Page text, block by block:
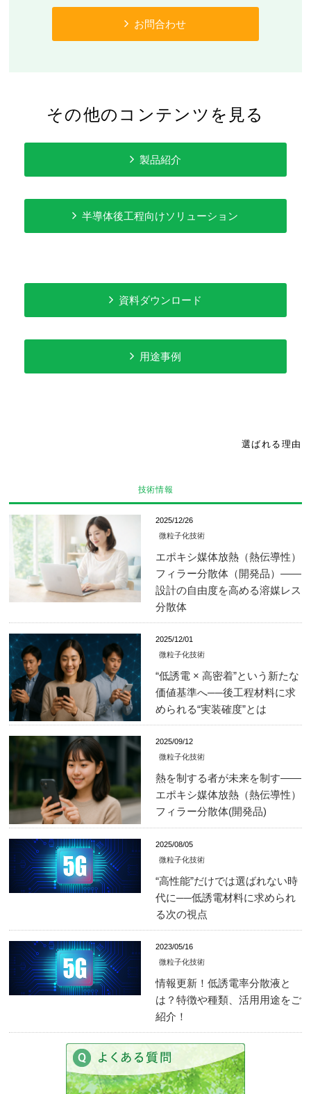
お問合わせ
その他のコンテンツを見る
製品紹介
半導体後工程向けソリューション
資料ダウンロード
用途事例
選ばれる理由
技術情報
2025/12/26
微粒子化技術
エポキシ媒体放熱（熱伝導性）
フィラー分散体（開発品）——
設計の自由度を高める溶媒レス
分散体
2025/12/01
微粒子化技術
“低誘電 × 高密着”という新たな
価値基準へ──後工程材料に求
められる“実装確度”とは
2025/09/12
微粒子化技術
熱を制する者が未来を制す――
エポキシ媒体放熱（熱伝導性）
フィラー分散体(開発品)
2025/08/05
微粒子化技術
“高性能”だけでは選ばれない時
代に──低誘電材料に求められ
る次の視点
2023/05/16
微粒子化技術
情報更新！低誘電率分散液と
は？特徴や種類、活用用途をご
紹介！